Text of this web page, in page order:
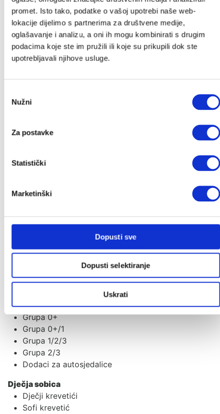
promet. Isto tako, podatke o vašoj upotrebi naše web-
lokacije dijelimo s partnerima za društvene medije,
oglašavanje i analizu, a oni ih mogu kombinirati s drugim
podacima koje ste im pružili ili koje su prikupili dok ste
upotrebljavali njihove usluge.
pristanka
Nužni
Za postavke
Statistički
Marketinški
Dopusti sve
Dopusti selektiranje
Uskrati
Size
Plus
ostvarite do 10 % popusta (:
Povremeno ćemo Vam slati slatke novosti, zanimljive
tekstove i akcije, a kod za popust stiže u Vaš
sandučić.
*Provjeriti neželjenu poštu.
Pošalji
Poklon iznenađenje
Adapteri
Ostali dodaci
Grupa 0+
Grupa 0+/1
Grupa 1/2/3
Grupa 2/3
Dodaci za autosjedalice
Dječja sobica
Dječji krevetići
Sofi krevetić